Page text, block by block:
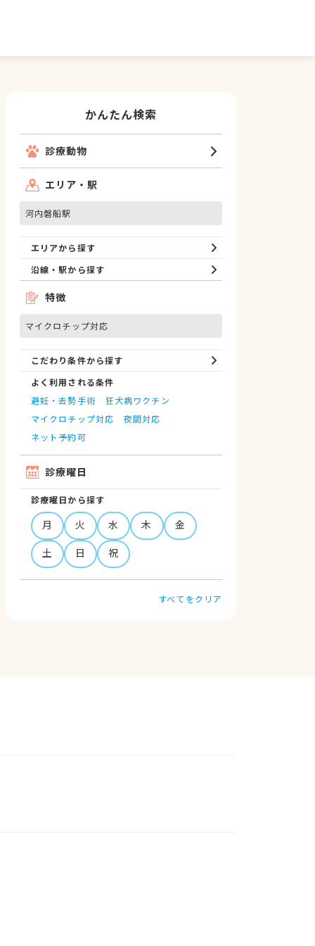
かんたん検索
診療動物
エリア・駅
河内磐船駅
エリアから探す
沿線・駅から探す
特徴
マイクロチップ対応
こだわり条件から探す
よく利用される条件
避妊・去勢手術
狂犬病ワクチン
マイクロチップ対応
夜間対応
ネット予約可
診療曜日
診療曜日から探す
月 火 水 木
金
土
日 祝
すべてをクリア